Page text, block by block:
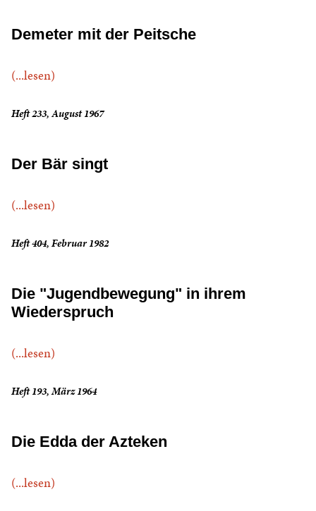
Demeter mit der Peitsche
(...lesen)
Heft 233, August 1967
Der Bär singt
(...lesen)
Heft 404, Februar 1982
Die "Jugendbewegung" in ihrem
Wiederspruch
(...lesen)
Heft 193, März 1964
Die Edda der Azteken
(...lesen)